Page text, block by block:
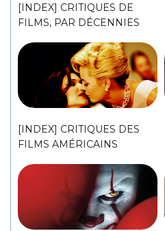
[INDEX] CRITIQUES DE
FILMS, PAR DÉCENNIES
[INDEX] CRITIQUES DES
FILMS AMÉRICAINS